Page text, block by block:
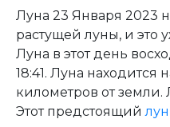
Луна 23 Января 2023
растущей луны, и это
Луна в этот день
18:41. Луна находится
километров от земли.
Этот предстоящий